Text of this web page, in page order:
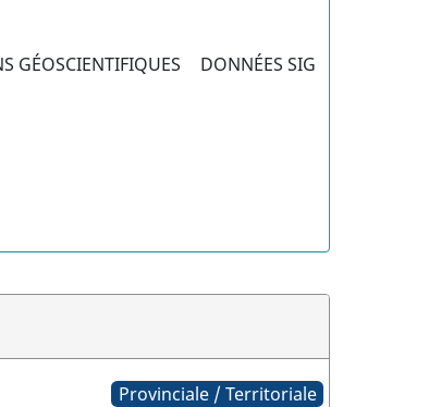
GÉOSCIENTIFIQUES
DONNÉES SIG
Provinciale / Territoriale